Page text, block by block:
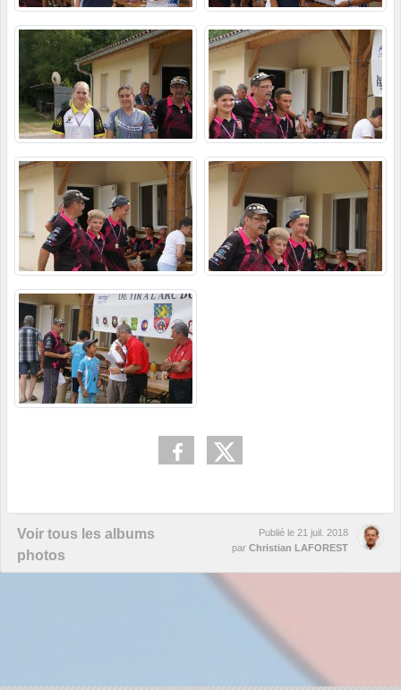
Voir tous les albums
photos
Publié le 21 juil. 2018
par Christian LAFOREST